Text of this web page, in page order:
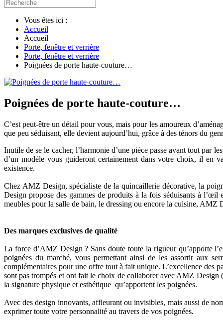
Vous êtes ici :
Accueil
Accueil
Porte, fenêtre et verrière
Porte, fenêtre et verrière
Poignées de porte haute-couture…
Poignées de porte haute-couture…
C’est peut-être un détail pour vous, mais pour les amoureux
que peu séduisant, elle devient aujourd’hui, grâce à des ténors du
Inutile de se le cacher, l’harmonie d’une pièce passe avant tout par
d’un modèle vous guideront certainement dans votre choix, il en
existence.
Chez AMZ Design, spécialiste de la quincaillerie décorative, la
Design propose des gammes de produits à la fois séduisants à
meubles pour la salle de bain, le dressing ou encore la cuisine, AMZ
Des marques exclusives de qualité
La force d’AMZ Design ? Sans doute toute la rigueur qu’apporte
poignées du marché, vous permettant ainsi de les assortir aux
complémentaires pour une offre tout à fait unique. L’excellence des
sont pas trompés et ont fait le choix de collaborer avec AMZ Design
la signature physique et esthétique qu’apportent les poignées.
Avec des design innovants, affleurant ou invisibles, mais aussi de
exprimer toute votre personnalité au travers de vos poignées.